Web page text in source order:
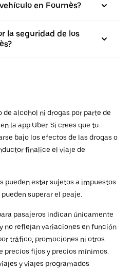
en Fournès?
la seguridad de los
de alcohol ni drogas por parte de
la app Uber. Si crees que tu
bajo los efectos de las drogas o
finalice el viaje de
pueden estar sujetos a impuestos
superar el peaje.
pasajeros indican únicamente
no reflejan variaciones en función
tráfico, promociones ni otros
precios fijos y precios mínimos.
y viajes programados